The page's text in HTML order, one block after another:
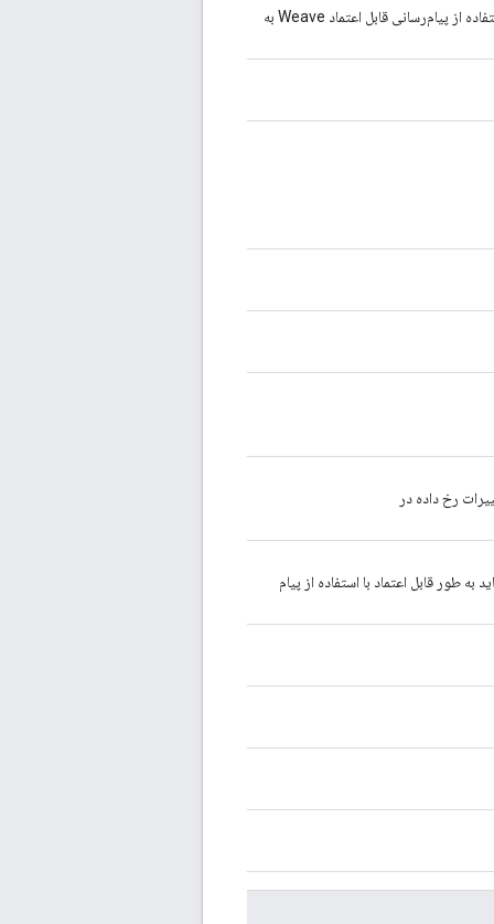
پرچمی را برمی‌گرداند که نشان می‌دهد پیام‌های ضربان قلب با استفاده از پیام‌رسانی قابل اعتماد Weave به
رخ داده در
طور قابل اعتماد با استفاده از پیام